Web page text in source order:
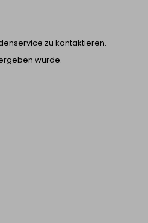
zu kontaktieren.
wurde.